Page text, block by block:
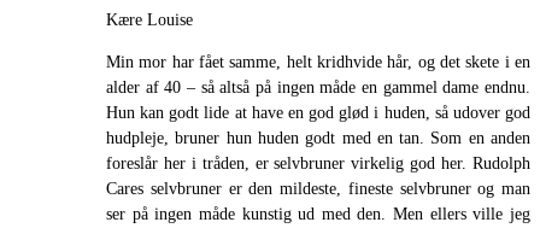
Kære Louise
Min mor har fået samme, helt kridhvide hår, og det skete i en
alder af 40 – så altså på ingen måde en gammel dame endnu.
Hun kan godt lide at have en god glød i huden, så udover god
hudpleje, bruner hun huden godt med en tan. Som en anden
foreslår her i tråden, er selvbruner virkelig god her. Rudolph
Cares selvbruner er den mildeste, fineste selvbruner og man
ser på ingen måde kunstig ud med den. Men ellers ville jeg